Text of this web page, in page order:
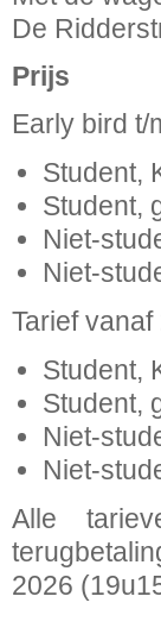
De
Prijs
Early bird t/
Student,
Student,
Niet-
Niet-
Tarief
Student,
Student,
Niet-
Niet-
Alle
2026